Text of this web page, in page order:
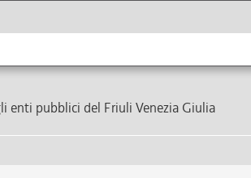
enti pubblici del Friuli Venezia Giulia